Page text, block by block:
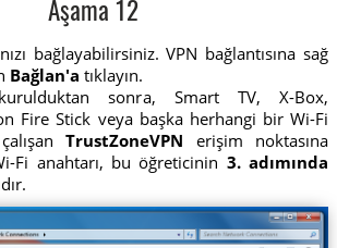
Aşama 12
bağlayabilirsiniz. VPN bağlantısına sağ
Bağlan'a tıklayın.
sonra, Smart TV, X-Box,
Fire Stick veya başka herhangi bir Wi-Fi
çalışanTrustZoneVPN erişim noktasına
Fi anahtarı, bu öğreticinin 3. adımında